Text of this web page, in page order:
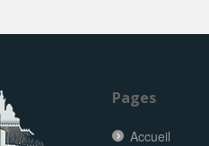
Pages
Accueil